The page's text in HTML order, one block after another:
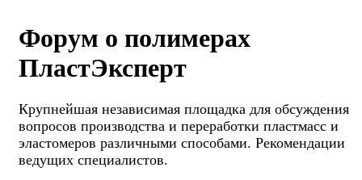
Форум о полимерах
ПластЭксперт
Крупнейшая независимая площадка для обсуждения
вопросов производства и переработки пластмасс и
эластомеров различными способами. Рекомендации
ведущих специалистов.